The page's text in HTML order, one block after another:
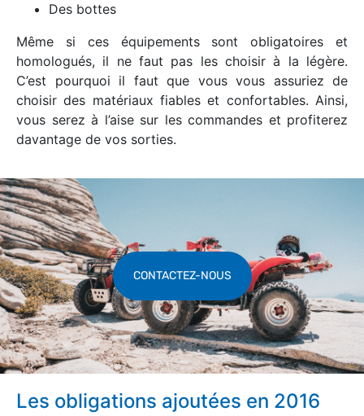
Des bottes
Même si ces équipements sont obligatoires et
homologués, il ne faut pas les choisir à la légère.
C’est pourquoi il faut que vous vous assuriez de
choisir des matériaux fiables et confortables. Ainsi,
vous serez à l’aise sur les commandes et profiterez
davantage de vos sorties.
CONTACTEZ-NOUS
Les obligations ajoutées en 2016